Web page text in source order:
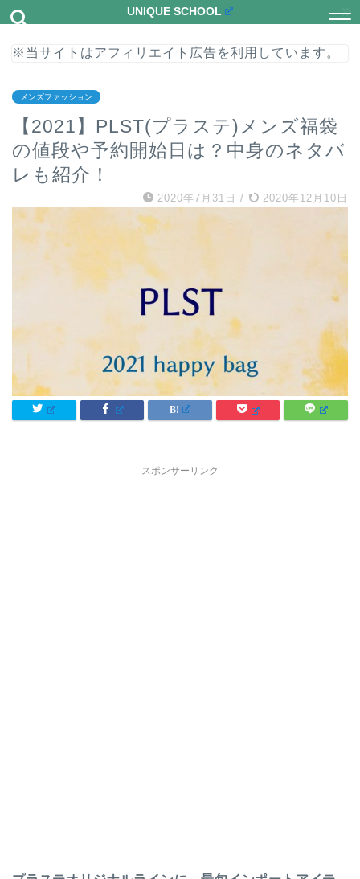
UNIQUE SCHOOL
※当サイトはアフィリエイト広告を利用しています。
メンズファッション
【2021】PLST(プラステ)メンズ福袋
の値段や予約開始日は？中身のネタバ
レも紹介！
2020年7月31日 / 2020年12月10日
スポンサーリンク